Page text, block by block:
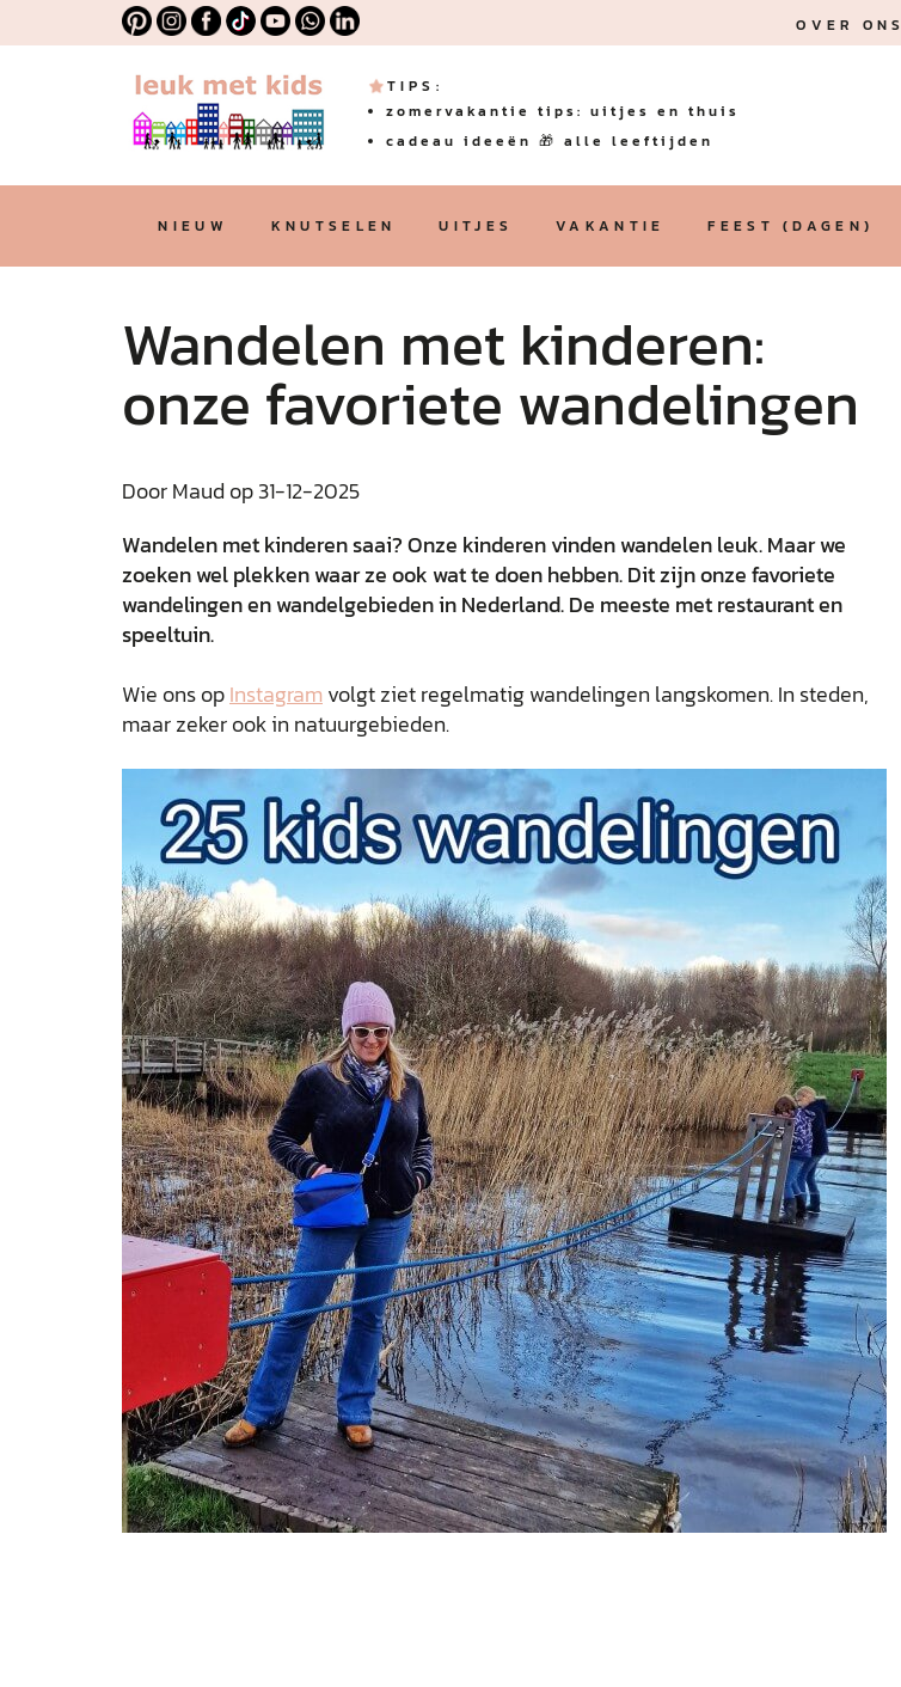
OVER ONS
TIPS:
zomervakantie tips: uitjes en thuis
cadeau ideeën 🎁 alle leeftijden
NIEUW KNUTSELEN UITJES VAKANTIE FEEST (DAGEN)
Wandelen met kinderen:
onze favoriete wandelingen
Door Maud op 31-12-2025
Wandelen met kinderen saai? Onze kinderen vinden wandelen leuk. Maar we
zoeken wel plekken waar ze ook wat te doen hebben. Dit zijn onze favoriete
wandelingen en wandelgebieden in Nederland. De meeste met restaurant en
speeltuin.
Wie ons opInstagram volgt ziet regelmatig wandelingen langskomen. In steden,
maar zeker ook in natuurgebieden.